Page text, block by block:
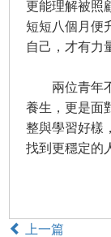
更能理解被照
短短八個月便
自己，才有力
兩位青年不
養生，更是面
整與學習好樣
找到更穩定的
上一篇